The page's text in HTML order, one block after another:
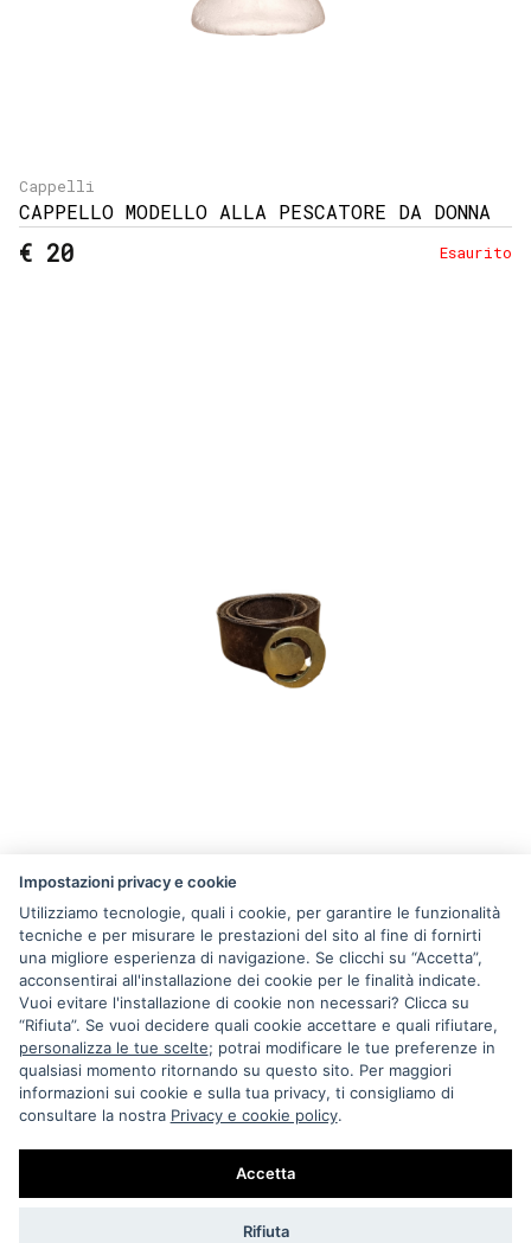
Cappelli
CAPPELLO MODELLO ALLA PESCATORE DA DONNA
€ 20 Esaurito
Cinture
CINTA VINTAGE ANNI 80 IN PELLE
€ 20 Esaurito
Impostazioni privacy e cookie
Utilizziamo tecnologie, quali i cookie, per garantire le funzionalità
tecniche e per misurare le prestazioni del sito al fine di fornirti
una migliore esperienza di navigazione. Se clicchi su “Accetta”,
acconsentirai all'installazione dei cookie per le finalità indicate.
Vuoi evitare l'installazione di cookie non necessari? Clicca su
“Rifiuta”. Se vuoi decidere quali cookie accettare e quali rifiutare,
personalizza le tue scelte; potrai modificare le tue preferenze in
qualsiasi momento ritornando su questo sito. Per maggiori
informazioni sui cookie e sulla tua privacy, ti consigliamo di
consultare la nostra Privacy e cookie policy.
Accetta
Rifiuta